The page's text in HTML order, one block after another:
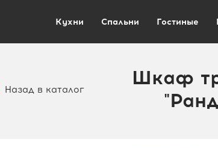
Кухни Спальни Гостиные
Назад в каталог
Шкаф